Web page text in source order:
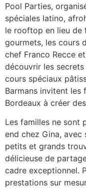
Pool Parties,
spéciales latino,
le rooftop en lieu de
gourmets, les cours
chef Franco Recce
découvrir les
cours spéciaux
Barmans invitent les
Bordeaux à créer
Les familles ne sont
end chez Gina,
petits et grands
délicieuse de
cadre exceptionnel.
prestations sur